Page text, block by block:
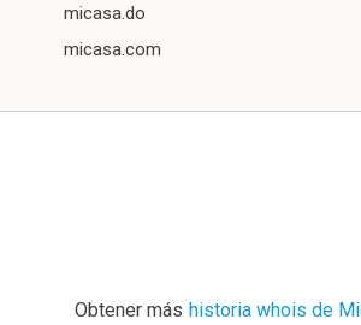
micasa.do
micasa.com
Obtener más historia whois de